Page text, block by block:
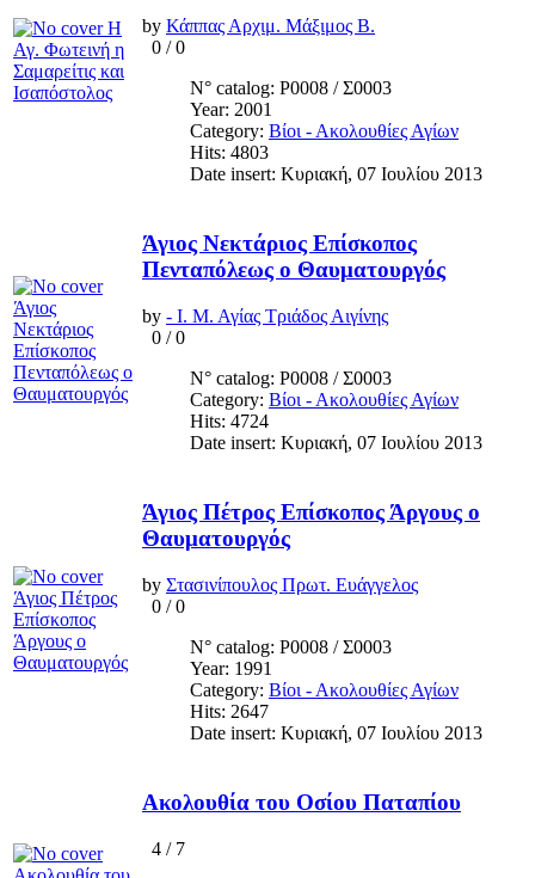
by Κάππας Αρχιμ. Μάξιμος Β.
0 /0
N° catalog: Ρ0008 / Σ0003
Year: 2001
Category: Βίοι - Ακολουθίες Αγίων
Hits: 4803
Date insert: Κυριακή, 07 Ιουλίου 2013
Άγιος Νεκτάριος Επίσκοπος
Πενταπόλεως ο Θαυματουργός
by - Ι. Μ. Αγίας Τριάδος Αιγίνης
0 /0
N° catalog: Ρ0008 / Σ0003
Category: Βίοι - Ακολουθίες Αγίων
Hits: 4724
Date insert: Κυριακή, 07 Ιουλίου 2013
Άγιος Πέτρος Επίσκοπος Άργους ο
Θαυματουργός
by Στασινίπουλος Πρωτ. Ευάγγελος
0 /0
N° catalog: Ρ0008 / Σ0003
Year: 1991
Category: Βίοι - Ακολουθίες Αγίων
Hits: 2647
Date insert: Κυριακή, 07 Ιουλίου 2013
Ακολουθία του Οσίου Παταπίου
4 / 7